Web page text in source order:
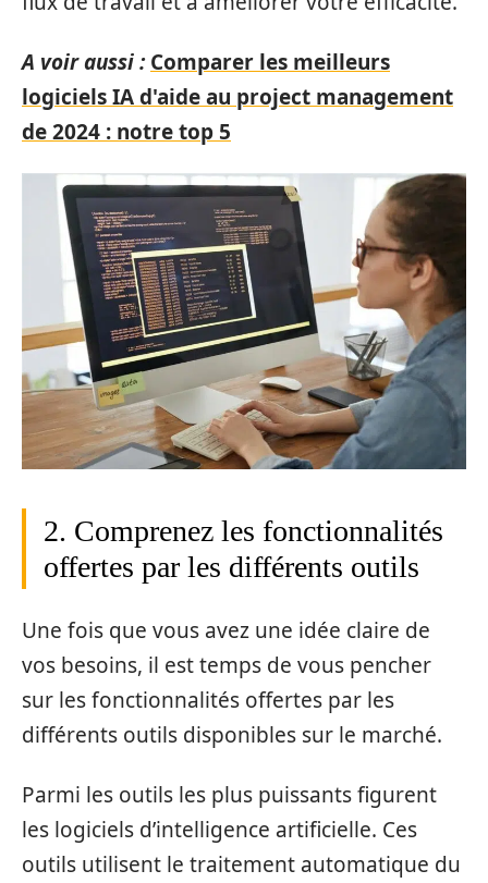
A voir aussi : Comparer les meilleurs
logiciels IA d'aide au project management
de 2024 : notre top 5
2. Comprenez les fonctionnalités
offertes par les différents outils
Une fois que vous avez une idée claire de
vos besoins, il est temps de vous pencher
sur les fonctionnalités offertes par les
différents outils disponibles sur le marché.
Parmi les outils les plus puissants figurent
les logiciels d’intelligence artificielle. Ces
outils utilisent le traitement automatique du